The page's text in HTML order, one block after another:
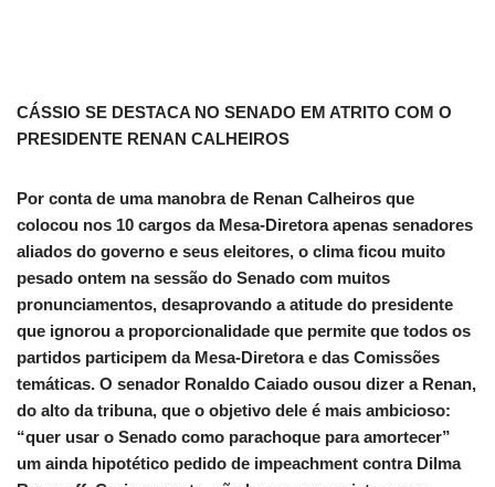
CÁSSIO SE DESTACA NO SENADO EM ATRITO COM O
PRESIDENTE RENAN CALHEIROS
Por conta de uma manobra de Renan Calheiros que
colocou nos 10 cargos da Mesa-Diretora apenas senadores
aliados do governo e seus eleitores, o clima ficou muito
pesado ontem na sessão do Senado com muitos
pronunciamentos, desaprovando a atitude do presidente
que ignorou a proporcionalidade que permite que todos os
partidos participem da Mesa-Diretora e das Comissões
temáticas. O senador Ronaldo Caiado ousou dizer a Renan,
do alto da tribuna, que o objetivo dele é mais ambicioso:
“quer usar o Senado como parachoque para amortecer”
um ainda hipotético pedido de impeachment contra Dilma